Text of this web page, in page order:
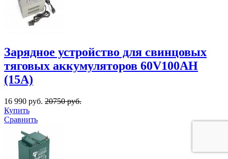
Зарядное устройство для свинцовых
тяговых аккумуляторов 60V100AН
(15A)
16 990 руб. 20750 руб.
Купить
Сравнить